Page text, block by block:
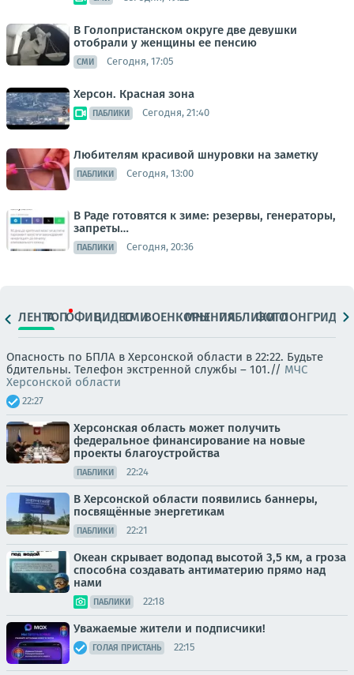
В Голопристанском округе две девушки
отобрали у женщины ее пенсию
СМИ Сегодня, 17:05
Херсон. Красная зона
ПАБЛИКИ Сегодня, 21:40
Любителям красивой шнуровки на заметку
ПАБЛИКИ Сегодня, 13:00
В Раде готовятся к зиме: резервы, генераторы,
запреты…
ПАБЛИКИ Сегодня, 20:36
ЛЕНТАТОПОФИЦ.ВИДЕОСМИВОЕНКОРЫМНЕНИЯПАБЛИКИ
ФОТОЛОНГРИДЫ
Опасность по БПЛА в Херсонской области в 22:22. Будьте
бдительны. Телефон экстренной службы – 101.// МЧС
Херсонской области
22:27
Херсонская область может получить
федеральное финансирование на новые
проекты благоустройства
ПАБЛИКИ 22:24
В Херсонской области появились баннеры,
посвящённые энергетикам
ПАБЛИКИ 22:21
Океан скрывает водопад высотой 3,5 км, а гроза
способна создавать антиматерию прямо над
нами
ПАБЛИКИ 22:18
Уважаемые жители и подписчики!
ГОЛАЯ ПРИСТАНЬ 22:15